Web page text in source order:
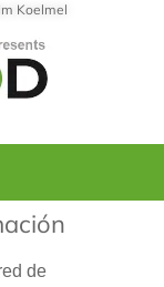
Koelmel
de